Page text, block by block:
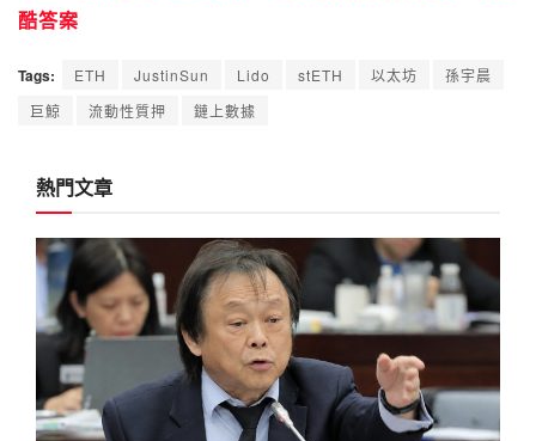
酷答案
Tags: ETH JustinSun Lido stETH 以太坊
孫宇晨
巨鯨
流動性質押 鏈上數據
熱門文章